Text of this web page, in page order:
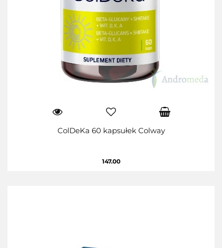
ColDeKa 60 kapsułek Colway
147.00